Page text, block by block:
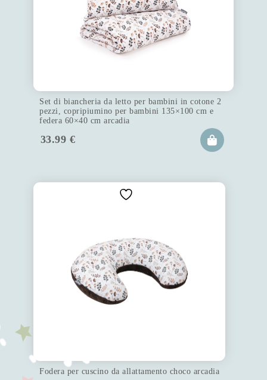
Set di biancheria da letto per bambini in cotone 2
pezzi, copripiumino per bambini 135×100 cm e
federa 60×40 cm arcadia
33.99 €
Fodera per cuscino da allattamento choco arcadia